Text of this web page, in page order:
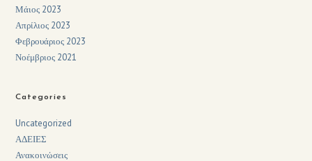
Μάιος 2023
Απρίλιος 2023
Φεβρουάριος 2023
Νοέμβριος 2021
Categories
Uncategorized
ΑΔΕΙΕΣ
Ανακοινώσεις